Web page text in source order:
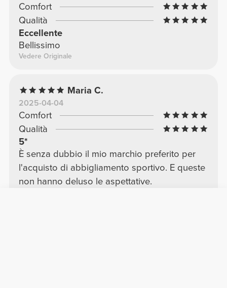
Comfort
Qualità
Eccellente
Bellissimo
Vedere Originale
Maria C.
2025-04-04
Comfort
Qualità
5*
È senza dubbio il mio marchio preferito per
l'acquisto di abbigliamento sportivo. E queste
non hanno deluso le aspettative.